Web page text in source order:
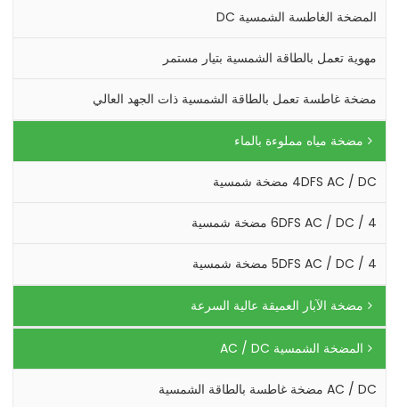
المضخة الغاطسة الشمسية DC
مهوية تعمل بالطاقة الشمسية بتيار مستمر
مضخة غاطسة تعمل بالطاقة الشمسية ذات الجهد العالي
مضخة مياه مملوءة بالماء
4DFS AC / DC مضخة شمسية
4 / 6DFS AC / DC مضخة شمسية
4 / 5DFS AC / DC مضخة شمسية
مضخة الآبار العميقة عالية السرعة
المضخة الشمسية AC / DC
AC / DC مضخة غاطسة بالطاقة الشمسية